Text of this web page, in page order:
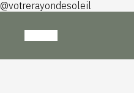
@votrerayondesoleil